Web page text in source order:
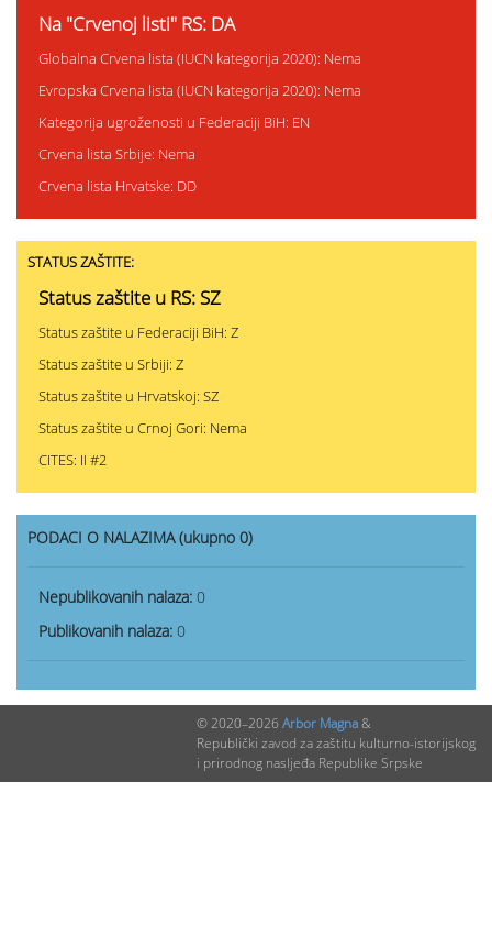
Na "Crvenoj listi" RS: DA
Globalna Crvena lista (IUCN kategorija 2020): Nema
Evropska Crvena lista (IUCN kategorija 2020): Nema
Kategorija ugroženosti u Federaciji BiH: EN
Crvena lista Srbije: Nema
Crvena lista Hrvatske: DD
STATUS ZAŠTITE:
Status zaštite u RS: SZ
Status zaštite u Federaciji BiH: Z
Status zaštite u Srbiji: Z
Status zaštite u Hrvatskoj: SZ
Status zaštite u Crnoj Gori: Nema
CITES: II #2
PODACI O NALAZIMA (ukupno 0)
Nepublikovanih nalaza: 0
Publikovanih nalaza: 0
© 2020–2026 Arbor Magna&
Republički zavod za zaštitu kulturno-istorijskog
i prirodnog nasljeđa Republike Srpske